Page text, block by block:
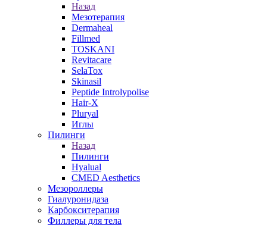
Назад
Мезотерапия
Dermaheal
Fillmed
TOSKANI
Revitacare
SelaTox
Skinasil
Peptide Introlypolise
Hair-X
Pluryal
Иглы
Пилинги
Назад
Пилинги
Hyalual
CMED Aesthetics
Мезороллеры
Гиалуронидаза
Карбокситерапия
Филлеры для тела